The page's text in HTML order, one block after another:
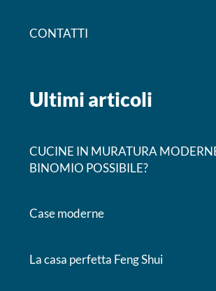
CONTATTI
Ultimi articoli
CUCINE IN MURATURA
BINOMIO POSSIBILE?
Case moderne
La casa perfetta Feng Shui